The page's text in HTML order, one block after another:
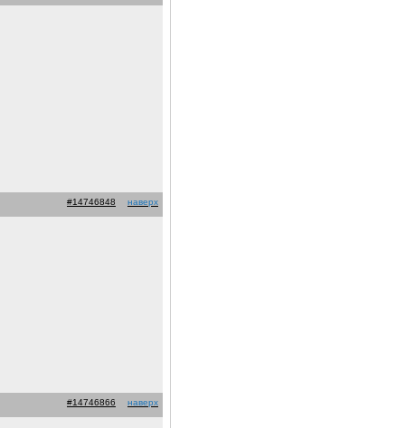
#14746848 наверх
#14746866 наверх